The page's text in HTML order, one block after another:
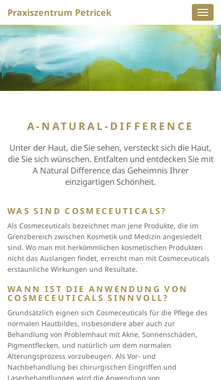
ein-/
Praxiszentrum Petricek
A-NATURAL-DIFFERENCE
Unter der Haut, die Sie sehen, versteckt sich die Haut,
die Sie sich wünschen. Entfalten und entdecken Sie mit
A Natural Difference das Geheimnis Ihrer
einzigartigen Schönheit.
WAS SIND COSMECEUTICALS?
Als Cosmeceuticals bezeichnet man jene Produkte, die im
Grenzbereich zwischen Kosmetik und Medizin angesiedelt
sind. Wo man mit herkömmlichen kosmetischen Produkten
nicht das Auslangen findet, erreicht man mit Cosmeceuticals
erstaunliche Wirkungen und Resultate.
WANN IST DIE ANWENDUNG VON
COSMECEUTICALS SINNVOLL?
Grundsätzlich eignen sich Cosmeceuticals für die Pflege des
normalen Hautbildes, insbesondere aber auch zur
Behandlung von Problemhaut mit Akne, Sonnenschäden,
Pigmentflecken, und natürlich um dem normalen
Alterungsprozess vorzubeugen. Als Vor- und
Nachbehandlung bei chirurgischen Eingriffen und
Laserbehandlungen wird die Anwendung von